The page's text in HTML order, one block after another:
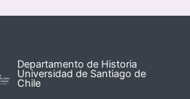
Departamento de Historia
Universidad de Santiago de
Chile